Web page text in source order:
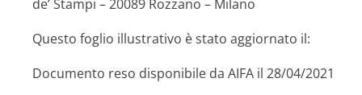
de’ Stampi – 20089 Rozzano – Milano
Questo foglio illustrativo è stato aggiornato il:
Documento reso disponibile da AIFA il 28/04/2021